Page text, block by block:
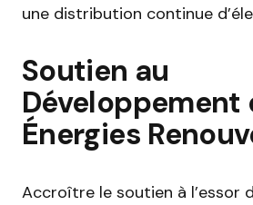
une distribution continue
Soutien au
Développement
Énergies
Accroître le soutien à l’essor